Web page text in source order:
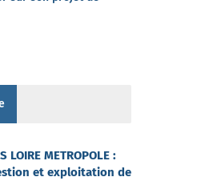
LOIRE METROPOLE :
et exploitation de